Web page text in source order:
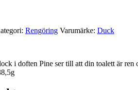
Rengöring Varumärke: Duck
i doften Pine ser till att din toalett är